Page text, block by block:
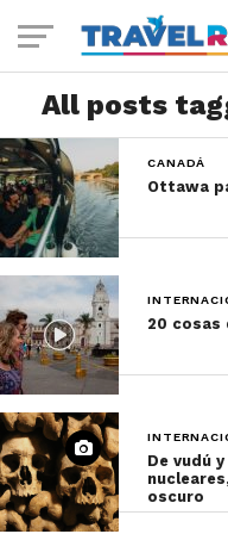
All posts
CANADÁ
Ottawa
20 cosas
De vudú
oscuro